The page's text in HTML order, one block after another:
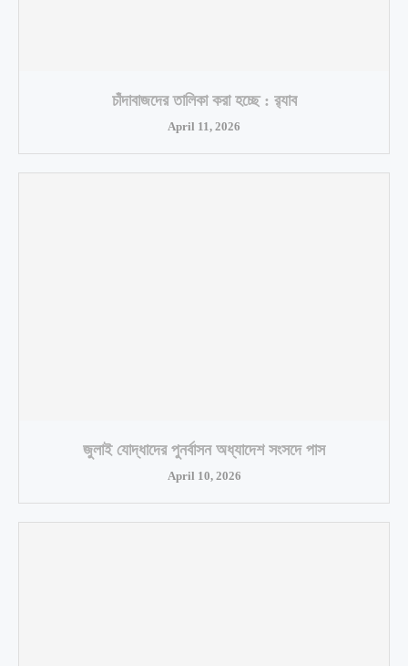
চাঁদাবাজদের তালিকা করা হচ্ছে : র‍্যাব
April 11, 2026
জুলাই যোদ্ধাদের পুনর্বাসন অধ্যাদেশ সংসদে পাস
April 10, 2026